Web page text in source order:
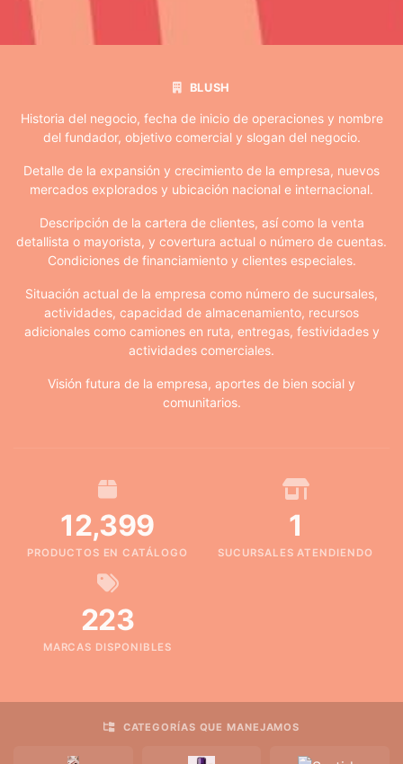
BLUSH
Historia del negocio, fecha de inicio de operaciones y nombre
del fundador, objetivo comercial y slogan del negocio.
Detalle de la expansión y crecimiento de la empresa, nuevos
mercados explorados y ubicación nacional e internacional.
Descripción de la cartera de clientes, así como la venta
detallista o mayorista, y covertura actual o número de cuentas.
Condiciones de financiamiento y clientes especiales.
Situación actual de la empresa como número de sucursales,
actividades, capacidad de almacenamiento, recursos
adicionales como camiones en ruta, entregas, festividades y
actividades comerciales.
Visión futura de la empresa, aportes de bien social y
comunitarios.
12,399
PRODUCTOS EN CATÁLOGO
1
SUCURSALES ATENDIENDO
223
MARCAS DISPONIBLES
CATEGORÍAS QUE MANEJAMOS